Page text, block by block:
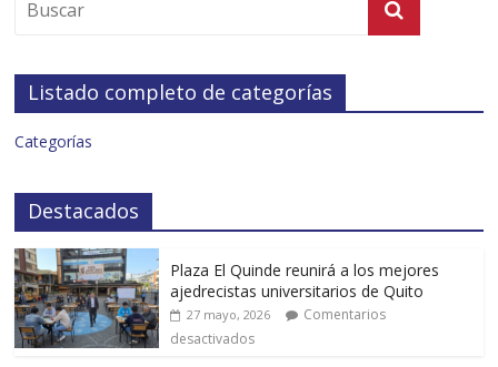
Listado completo de categorías
Categorías
Destacados
Plaza El Quinde reunirá a los mejores
ajedrecistas universitarios de Quito
27 mayo, 2026
Comentarios
desactivados